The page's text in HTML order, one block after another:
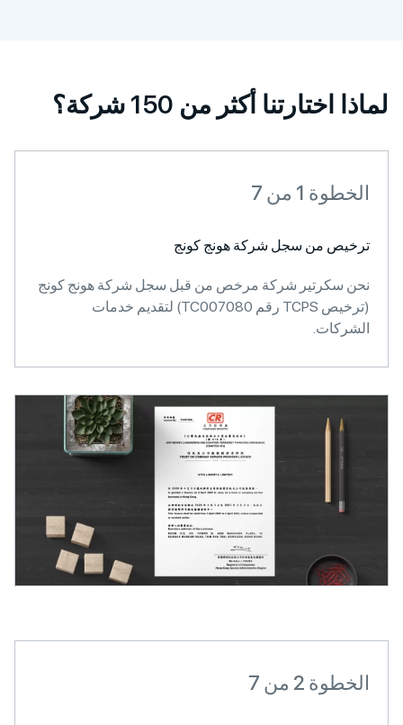
أكثر من 150 شركة؟
من سجل شركة هونج كونج
شركة مرخص من قبل سجل شركة هونج كونج
(ترخيص TCPS رقم TC007080) لتقديم خدمات